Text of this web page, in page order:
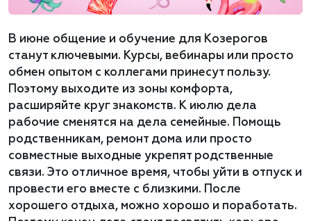
В июне общение и обучение для Козерогов
станут ключевыми. Курсы, вебинары или просто
обмен опытом с коллегами принесут пользу.
Поэтому выходите из зоны комфорта,
расширяйте круг знакомств. К июлю дела
рабочие сменятся на дела семейные. Помощь
родственникам, ремонт дома или просто
совместные выходные укрепят родственные
связи. Это отличное время, чтобы уйти в отпуск и
провести его вместе с близкими. После
хорошего отдыха, можно хорошо и поработать.